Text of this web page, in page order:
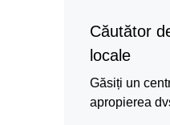
Căutător
locale
Găsiți un
apropierea